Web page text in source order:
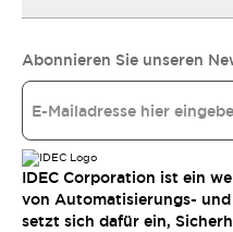
Abonnieren Sie unseren
IDEC Corporation ist ein
von Automatisierungs-
setzt sich dafür ein,